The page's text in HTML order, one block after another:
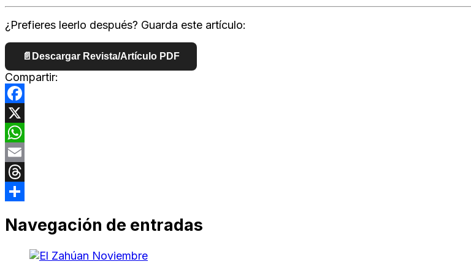
¿Prefieres leerlo después? Guarda este artículo:
📄 Descargar Revista/Artículo PDF
Compartir:
Facebook
X
WhatsApp
Email
Threads
Navegación de entradas